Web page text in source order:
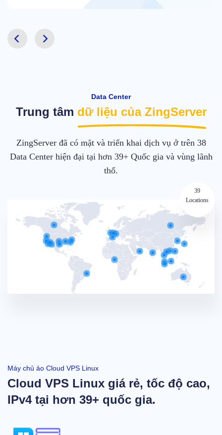
Data Center
Trung tâm dữ liệu của ZingServer
ZingServer đã có mặt và triển khai dịch vụ ở trên 38
Data Center hiện đại tại hơn 39+ Quốc gia và vùng lãnh
thổ.
39
Locations
Máy chủ ảo Cloud VPS Linux
Cloud VPS Linux giá rẻ, tốc độ cao,
IPv4 tại hơn 39+ quốc gia.